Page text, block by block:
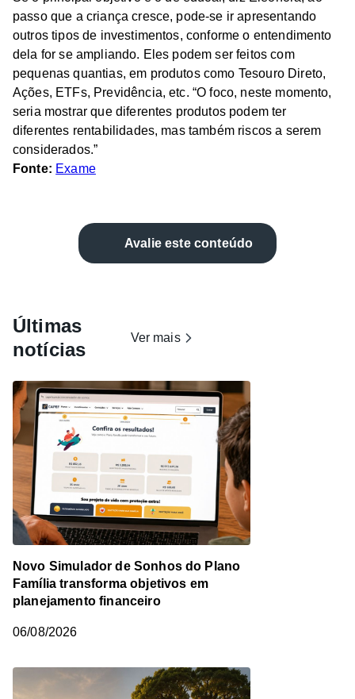
passo que a criança cresce, pode-se ir apresentando
outros tipos de investimentos, conforme o entendimento
dela for se ampliando. Eles podem ser feitos com
pequenas quantias, em produtos como Tesouro Direto,
Ações, ETFs, Previdência, etc. “O foco, neste momento,
seria mostrar que diferentes produtos podem ter
diferentes rentabilidades, mas também riscos a serem
considerados.”
Fonte: Exame
Avalie este conteúdo
Últimas
notícias
Ver mais
Novo Simulador de Sonhos do Plano
Família transforma objetivos em
planejamento financeiro
06/08/2026